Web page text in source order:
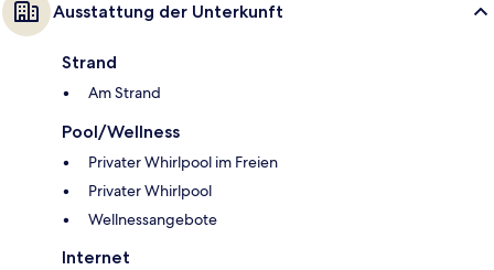
Ausstattung der Unterkunft
Strand
Am Strand
Pool/Wellness
Privater Whirlpool im Freien
Privater Whirlpool
Wellnessangebote
Internet